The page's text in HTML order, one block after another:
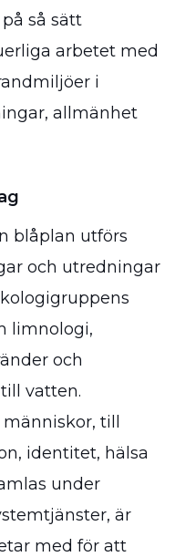
så sätt
arbetet med
i
allmänhet
blåplan utförs
och utredningar
limnologi,
och
vatten.
till
identitet, hälsa
under
är
med för att